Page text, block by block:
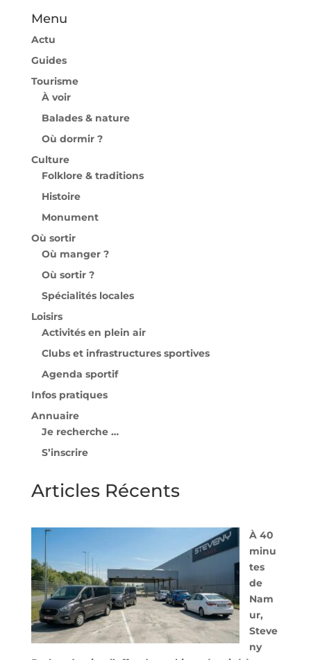
Menu
Actu
Guides
Tourisme
À voir
Balades & nature
Où dormir ?
Culture
Folklore & traditions
Histoire
Monument
Où sortir
Où manger ?
Où sortir ?
Spécialités locales
Loisirs
Activités en plein air
Clubs et infrastructures sportives
Agenda sportif
Infos pratiques
Annuaire
Je recherche …
S’inscrire
Articles Récents
À 40
minu
tes
de
Nam
ur,
Steve
ny